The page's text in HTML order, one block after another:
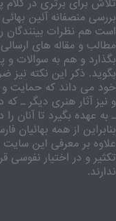
تلاش برای برتری در
بررسی منصفانه آئین
است هم نظرات بینندگان
مطالب و مقاله های
بگذارد و هم به سوالات
بگوید. ذکر این نکته
خود می داند که حمایت و
و نیز آثار هنری دیگر
ـ به عهده بگیرد تا آنان
بنابراین از همه بهائیان
علاوه بر معرفی این سایت
تکثیر و در اختیار نفوسی
ندارند.